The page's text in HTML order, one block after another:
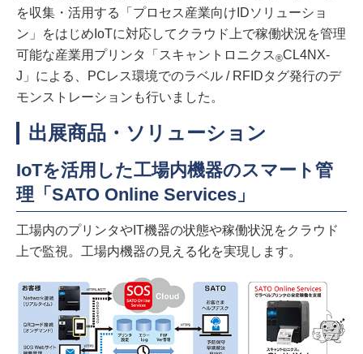
を収集・活用する「プロセス産業向けIDソリューショ
ン」をはじめIoTに対応してクラウド上で稼働状況を管理
可能な産業用プリンタ「スキャントロニクス®CL4NX-
J」による、PCレス環境でのラベル / RFIDタグ発行のデ
モンストレーションも行いました。
出展商品・ソリューション
IoTを活用した工場内機器のスマート管
理「SATO Online Services」
工場内のプリンタやIT機器の状態や稼働状況をクラウド
上で監視。工場内機器の見える化を実現します。